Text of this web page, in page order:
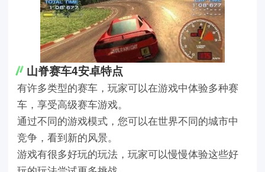
山脊赛车4安卓特点
有许多类型的赛车，玩家可以在游戏中体验多种赛
车，享受高级赛车游戏。
通过不同的游戏模式，您可以在世界不同的城市中
竞争，看到新的风景。
游戏有很多好玩的玩法，玩家可以慢慢体验这些好